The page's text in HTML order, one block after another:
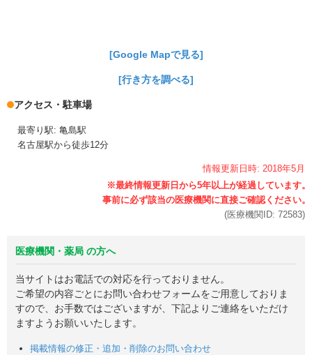
[Google Mapで見る]
[行き方を調べる]
アクセス・駐車場
最寄り駅: 亀島駅
名古屋駅から徒歩12分
情報更新日時: 2018年5月
(医療機関ID: 72583)
医療機関・薬局 の方へ
当サイトはお電話での対応を行っておりません。
ご希望の内容ごとにお問い合わせフォームをご用意しておりま
すので、お手数ではございますが、下記よりご連絡をいただけ
ますようお願いいたします。
掲載情報の修正・追加・削除のお問い合わせ